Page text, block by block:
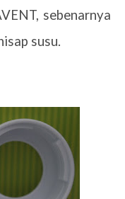
sebenarnya
susu.